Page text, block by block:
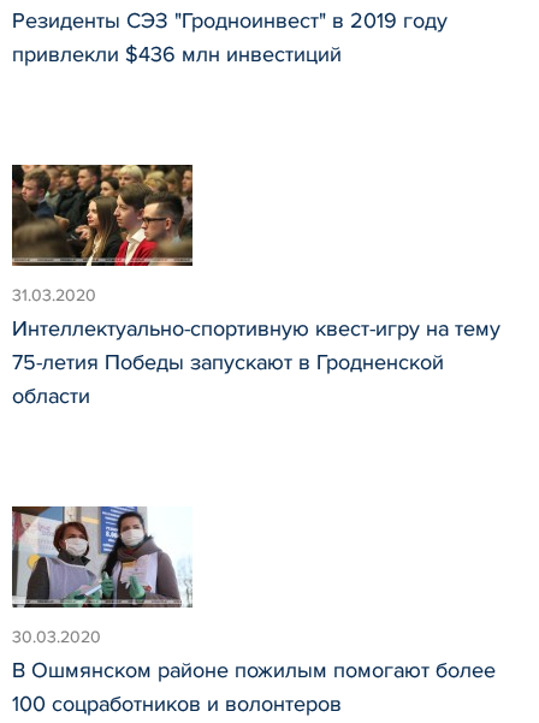
Резиденты СЭЗ "Гродноинвест" в 2019 году
привлекли $436 млн инвестиций
31.03.2020
Интеллектуально-спортивную квест-игру на тему
75-летия Победы запускают в Гродненской
области
30.03.2020
В Ошмянском районе пожилым помогают более
100 соцработников и волонтеров